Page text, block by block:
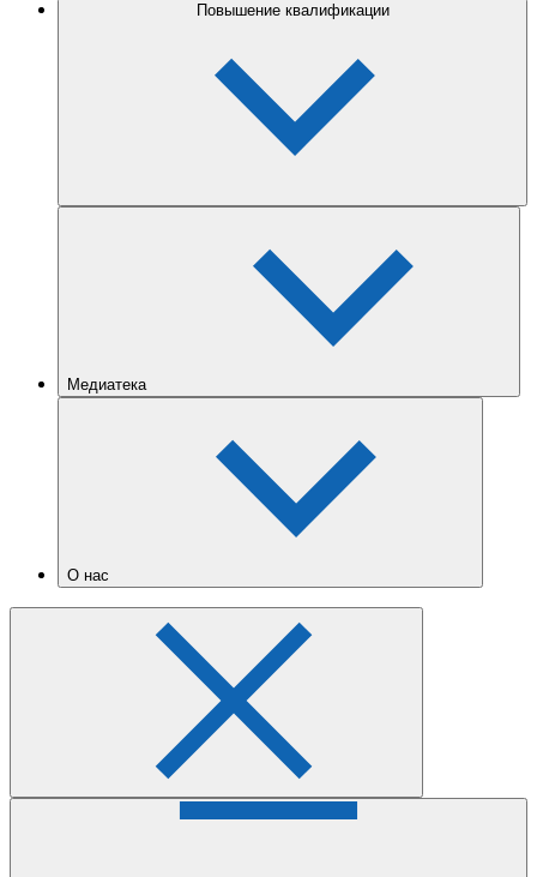
Повышение квалификации
Медиатека
О нас